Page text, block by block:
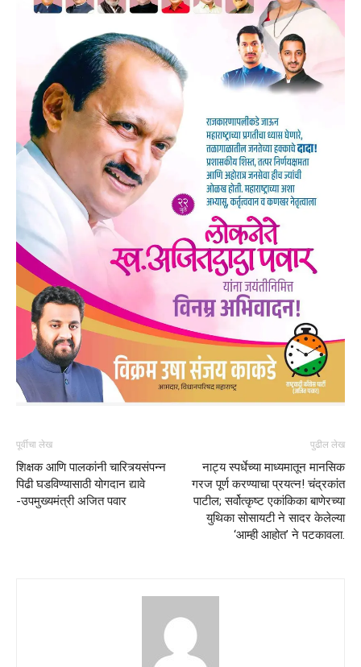
पूर्वीचा लेख
शिक्षक आणि पालकांनी चारित्र्यसंपन्न
पिढी घडविण्यासाठी योगदान द्यावे
-उपमुख्यमंत्री अजित पवार
पुढील लेख
नाट्य स्पर्धेच्या माध्यमातून मानसिक
गरज पूर्ण करण्याचा प्रयत्न! चंद्रकांत
पाटील; सर्वोत्कृष्ट एकांकिका बाणेरच्या
युथिका सोसायटी ने सादर केलेल्या
‘आम्ही आहोत’ ने पटकावला.